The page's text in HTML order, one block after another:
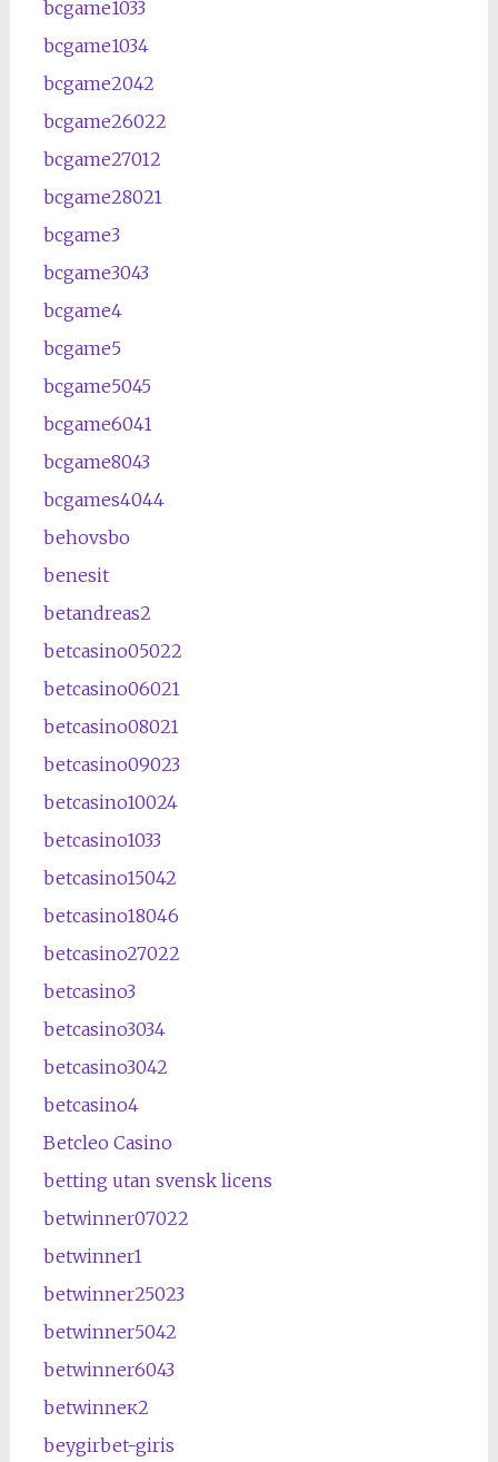
bcgame1033
bcgame1034
bcgame2042
bcgame26022
bcgame27012
bcgame28021
bcgame3
bcgame3043
bcgame4
bcgame5
bcgame5045
bcgame6041
bcgame8043
bcgames4044
behovsbo
benesit
betandreas2
betcasino05022
betcasino06021
betcasino08021
betcasino09023
betcasino10024
betcasino1033
betcasino15042
betcasino18046
betcasino27022
betcasino3
betcasino3034
betcasino3042
betcasino4
Betcleo Casino
betting utan svensk licens
betwinner07022
betwinner1
betwinner25023
betwinner5042
betwinner6043
betwinneк2
beygirbet-giris